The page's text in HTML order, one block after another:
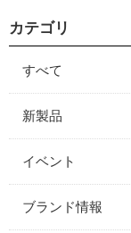
カテゴリ
すべて
新製品
イベント
ブランド情報